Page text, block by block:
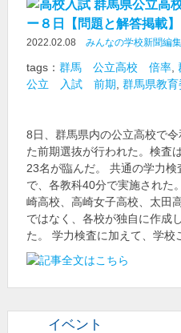
群馬県公立高
ー８日【問題と解答掲載】
2022.02.08 みんなの学校新聞編
tags： 群馬 公立高校 倍率,
公立 入試 前期 群馬県教
8日、群馬県内の公立高校で
た前期選抜が行われた。検査
23名が臨んだ。 共通の学力
で、各教科40分で実施された
崎高校、高崎女子高校、太田
ではなく、各校が独自に作成
た。 学力検査に加えて、学校
イベント